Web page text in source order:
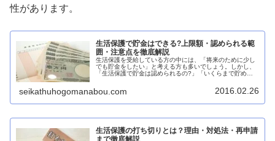
性があります。
生活保護で貯金はできる?上限額・認められる範
囲・注意点を徹底解説
生活保護を受給している方の中には、「将来のために少し
でも貯金をしたい」と考える方も多いでしょう。しかし、
「生活保護で貯金は認められるの?」「いくらまで貯めて
seikathuhogomanabou.com 2016.02.26
生活保護の打ち切りとは？理由・対処法・再申請
まで徹底解説